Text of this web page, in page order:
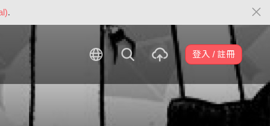
.
登入 / 註冊